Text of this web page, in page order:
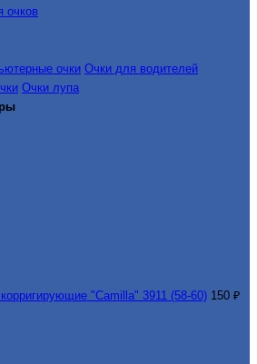
очков
очки Очки для водителей
Очки лупа
"Camilla" 3911 (58-60) 150 ₽